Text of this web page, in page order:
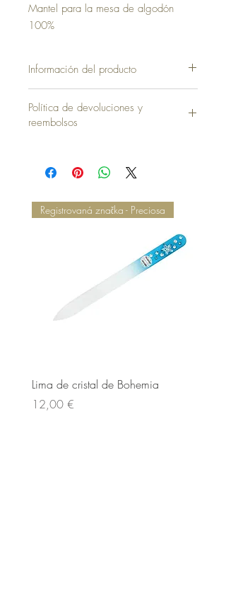
Mantel para la mesa de algodón
100%
Información del producto
Política de devoluciones y
reembolsos
Registrovaná značka - Preciosa
Lima de cristal de Bohemia
Cena
12,00 €